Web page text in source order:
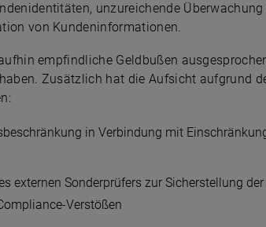
unzureichende
von Kundeninformationen.
empfindliche Geldbußen
Zusätzlich hat die Aufsicht aufgrund
in Verbindung mit
externen Sonderprüfers zur Sicherstellung
Verstößen